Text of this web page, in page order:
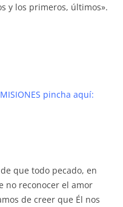
y los primeros, últimos».
pincha aquí:
que todo pecado, en
no reconocer el amor
de creer que Él nos